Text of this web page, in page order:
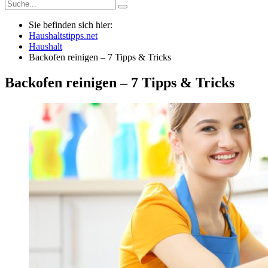
Sie befinden sich hier:
Haushaltstipps.net
Haushalt
Backofen reinigen – 7 Tipps & Tricks
Backofen reinigen – 7 Tipps & Tricks